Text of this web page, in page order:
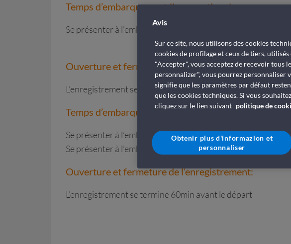
Temps d’embarquement lignes nationales:
Se présenter à l’embarquement : 3h avant le départ
Ouverture et fermeture de l’enregistrement:
L’enregistrement se termine 45min avant le départ
Temps d’embarquement lignes internationales:
Se présenter à l’embarquement avec les véhicules: 5h avant
Se présenter à l’embarquement sans véhicules: 4h avant le
Ouverture et fermeture de l’enregistrement:
L’enregistrement se termine 60min avant le départ
Avis
Sur ce site, nous utilisons des cookies
cookies de profilage et ceux de tiers,
"Accepter", vous acceptez de recevoir
personnalizer", vous pourrez personnaliser
signifie que les paramètres par défaut
que les cookies techniques. Si vous
cliquez sur le lien suivant politique de
Obtenir plus d'informazion et
personnaliser